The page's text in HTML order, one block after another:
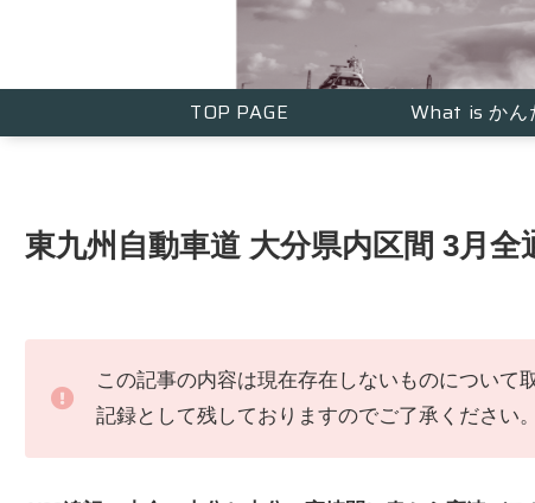
TOP PAGE What is かん
東九州自動車道 大分県内区間 3月
この記事の内容は現在存在しないものについて
記録として残しておりますのでご了承ください。